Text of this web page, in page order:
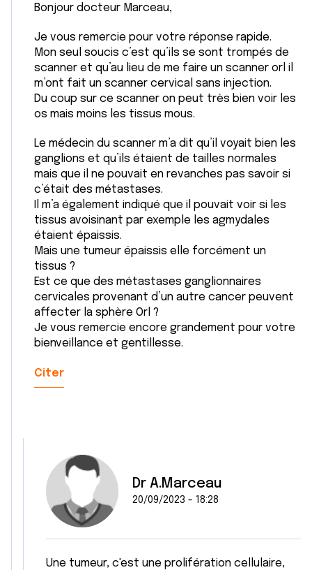
Bonjour docteur Marceau,
Je vous remercie pour votre réponse rapide.
Mon seul soucis c’est qu’ils se sont trompés de
scanner et qu’au lieu de me faire un scanner orl il
m’ont fait un scanner cervical sans injection.
Du coup sur ce scanner on peut très bien voir les
os mais moins les tissus mous.
Le médecin du scanner m’a dit qu’il voyait bien les
ganglions et qu’ils étaient de tailles normales
mais que il ne pouvait en revanches pas savoir si
c’était des métastases.
Il m’a également indiqué que il pouvait voir si les
tissus avoisinant par exemple les agmydales
étaient épaissis.
Mais une tumeur épaissis elle forcément un
tissus ?
Est ce que des métastases ganglionnaires
cervicales provenant d’un autre cancer peuvent
affecter la sphère Orl ?
Je vous remercie encore grandement pour votre
bienveillance et gentillesse.
Citer
Dr A.Marceau
20/09/2023 - 18:28
Une tumeur, c'est une prolifération cellulaire,